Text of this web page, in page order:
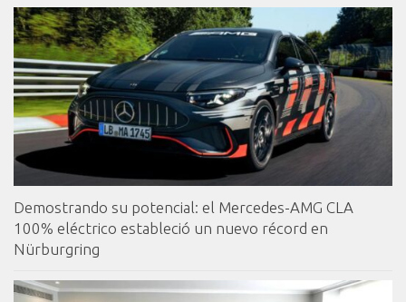
Demostrando su potencial: el Mercedes-AMG CLA
100% eléctrico estableció un nuevo récord en
Nürburgring